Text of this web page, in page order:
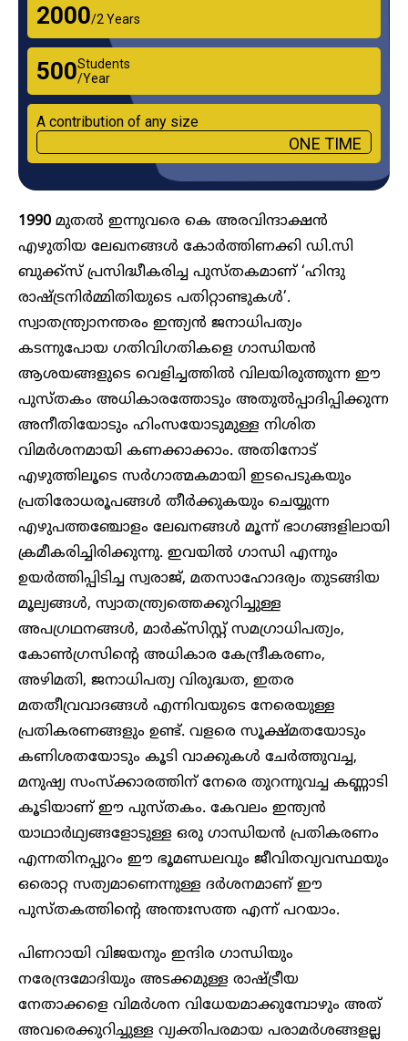
₹2000/2 Years
₹500Students
/Year
A contribution of any size
ONE TIME
1990 മുതൽ ഇന്നുവരെ കെ അരവിന്ദാക്ഷൻ
എഴുതിയ ലേഖനങ്ങൾ കോർത്തിണക്കി ഡി.സി
ബുക്ക്സ് പ്രസിദ്ധീകരിച്ച പുസ്തകമാണ് ‘ഹിന്ദു
രാഷ്ട്രനിർമ്മിതിയുടെ പതിറ്റാണ്ടുകൾ’.
സ്വാതന്ത്ര്യാനന്തരം ഇന്ത്യൻ ജനാധിപത്യം
കടന്നുപോയ ഗതിവിഗതികളെ ഗാന്ധിയൻ
ആശയങ്ങളുടെ വെളിച്ചത്തിൽ വിലയിരുത്തുന്ന ഈ
പുസ്തകം അധികാരത്തോടും അതുൽപ്പാദിപ്പിക്കുന്ന
അനീതിയോടും ഹിംസയോടുമുള്ള നിശിത
വിമർശനമായി കണക്കാക്കാം. അതിനോട്
എഴുത്തിലൂടെ സർഗാത്മകമായി ഇടപെടുകയും
പ്രതിരോധരൂപങ്ങൾ തീർക്കുകയും ചെയ്യുന്ന
എഴുപത്തഞ്ചോളം ലേഖനങ്ങൾ മൂന്ന് ഭാഗങ്ങളിലായി
ക്രമീകരിച്ചിരിക്കുന്നു. ഇവയിൽ ഗാന്ധി എന്നും
ഉയർത്തിപ്പിടിച്ച സ്വരാജ്, മതസാഹോദര്യം തുടങ്ങിയ
മൂല്യങ്ങൾ, സ്വാതന്ത്ര്യത്തെക്കുറിച്ചുള്ള
അപഗ്രഥനങ്ങൾ, മാർക്സിസ്റ്റ് സമഗ്രാധിപത്യം,
കോൺഗ്രസിന്റെ അധികാര കേന്ദ്രീകരണം,
അഴിമതി, ജനാധിപത്യ വിരുദ്ധത, ഇതര
മതതീവ്രവാദങ്ങൾ എന്നിവയുടെ നേരെയുള്ള
പ്രതികരണങ്ങളും ഉണ്ട്. വളരെ സൂക്ഷ്മതയോടും
കണിശതയോടും കൂടി വാക്കുകൾ ചേർത്തുവച്ച,
മനുഷ്യ സംസ്ക്കാരത്തിന് നേരെ തുറന്നുവച്ച കണ്ണാടി
കൂടിയാണ് ഈ പുസ്തകം. കേവലം ഇന്ത്യൻ
യാഥാർഥ്യങ്ങളോടുള്ള ഒരു ഗാന്ധിയൻ പ്രതികരണം
എന്നതിനപ്പുറം ഈ ഭൂമണ്ഡലവും ജീവിതവ്യവസ്ഥയും
ഒരൊറ്റ സത്യമാണെന്നുള്ള ദർശനമാണ് ഈ
പുസ്തകത്തിന്റെ അന്തഃസത്ത എന്ന് പറയാം.
പിണറായി വിജയനും ഇന്ദിര ഗാന്ധിയും
നരേന്ദ്രമോദിയും അടക്കമുള്ള രാഷ്ട്രീയ
നേതാക്കളെ വിമർശന വിധേയമാക്കുമ്പോഴും അത്
അവരെക്കുറിച്ചുള്ള വ്യക്തിപരമായ പരാമർശങ്ങളല്ല